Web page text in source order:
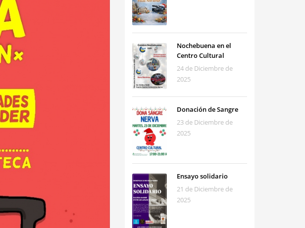
Nochebuena en el
Centro Cultural
24 de Diciembre de
2025
Donación de Sangre
23 de Diciembre de
2025
Ensayo solidario
21 de Diciembre de
2025